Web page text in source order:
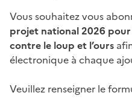
Vous souhaitez vous
projet national 2026
contre le loup et l’ours
électronique à chaque
Veuillez renseigner le